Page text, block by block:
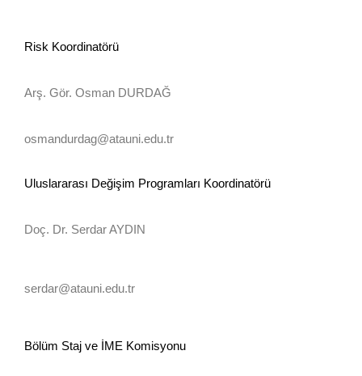
Risk Koordinatörü
Arş. Gör. Osman DURDAĞ
osmandurdag@atauni.edu.tr
Uluslararası Değişim Programları Koordinatörü
Doç. Dr. Serdar AYDIN
serdar@atauni.edu.tr
Bölüm Staj ve İME Komisyonu